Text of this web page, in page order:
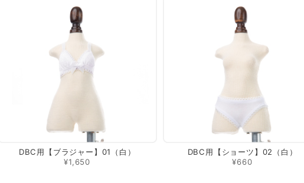
DBC用【ブラジャー】01（白）
¥1,650
DBC用【ショーツ】02（白）
¥660